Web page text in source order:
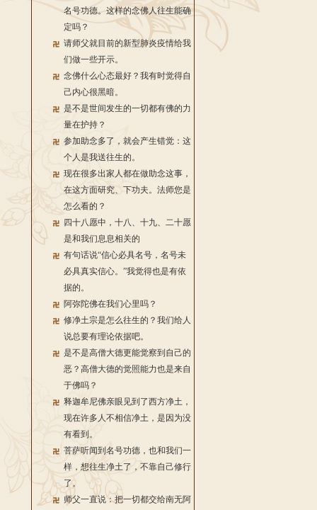
名号功德。这样的念佛人往生能确
定吗？
请师父就目前的新型肺炎疫情给我
们做一些开示。
念佛什么心态最好？我有时觉得自
己内心很黑暗。
是不是世间发生的一切都有佛的力
量在护持？
参加助念多了，就会产生错觉：这
个人是我送往生的。
现在很多出家人都在做助念这事，
在这方面研究、下功夫。法师您是
怎么看的？
四十八愿中，十八、十九、二十愿
是和我们息息相关的
有句话说“信心必具名号，名号未
必具真实信心。”我觉得也是有依
据的。
阿弥陀佛在我们心里吗？
修净土宗是怎么往生的？我们给人
说总要有理论依据吧。
是不是高僧大德更能觉察到自己的
恶？高僧大德的觉照能力也是来自
于佛吗？
释迦牟尼佛亲眼见到了西方净土，
现在许多人不相信净土，是因为没
有看到。
菩萨听闻到名号功德，也和我们一
样，想往生净土了，不靠自己修行
了。
师父一直说：把一切都交给南无阿